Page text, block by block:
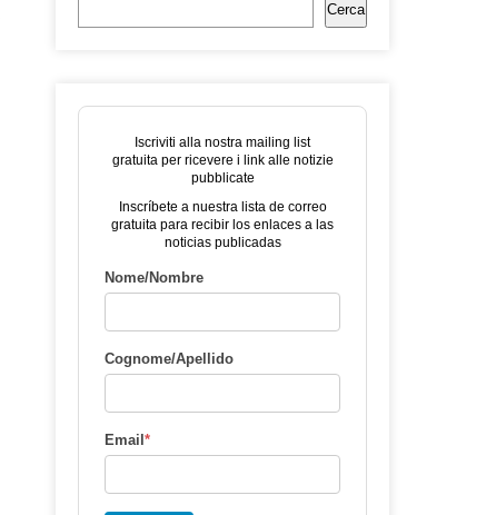
Cerca
Iscriviti alla nostra mailing list
gratuita per ricevere i link alle notizie
pubblicate
Inscríbete a nuestra lista de correo
gratuita para recibir los enlaces a las
noticias publicadas
Nome/Nombre
Cognome/Apellido
Email *